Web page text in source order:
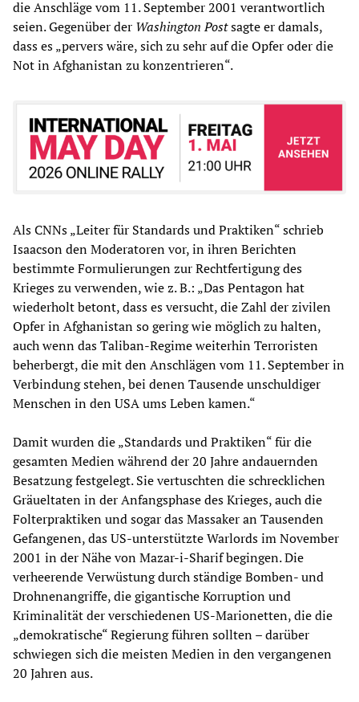
die Anschläge vom 11. September 2001 verantwortlich
seien. Gegenüber der Washington Postsagte er damals,
dass es „pervers wäre, sich zu sehr auf die Opfer oder die
Not in Afghanistan zu konzentrieren“.
Als CNNs „Leiter für Standards und Praktiken“ schrieb
Isaacson den Moderatoren vor, in ihren Berichten
bestimmte Formulierungen zur Rechtfertigung des
Krieges zu verwenden, wie z. B.: „Das Pentagon hat
wiederholt betont, dass es versucht, die Zahl der zivilen
Opfer in Afghanistan so gering wie möglich zu halten,
auch wenn das Taliban-Regime weiterhin Terroristen
beherbergt, die mit den Anschlägen vom 11. September in
Verbindung stehen, bei denen Tausende unschuldiger
Menschen in den USA ums Leben kamen.“
Damit wurden die „Standards und Praktiken“ für die
gesamten Medien während der 20 Jahre andauernden
Besatzung festgelegt. Sie vertuschten die schrecklichen
Gräueltaten in der Anfangsphase des Krieges, auch die
Folterpraktiken und sogar das Massaker an Tausenden
Gefangenen, das US-unterstützte Warlords im November
2001 in der Nähe von Mazar-i-Sharif begingen. Die
verheerende Verwüstung durch ständige Bomben- und
Drohnenangriffe, die gigantische Korruption und
Kriminalität der verschiedenen US-Marionetten, die die
„demokratische“ Regierung führen sollten – darüber
schwiegen sich die meisten Medien in den vergangenen
20 Jahren aus.